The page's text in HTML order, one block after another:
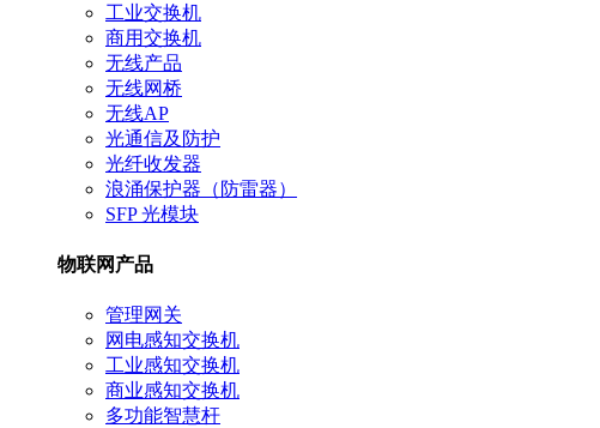
工业交换机
商用交换机
无线产品
无线网桥
无线AP
光通信及防护
光纤收发器
浪涌保护器（防雷器）
SFP 光模块
物联网产品
管理网关
网电感知交换机
工业感知交换机
商业感知交换机
多功能智慧杆